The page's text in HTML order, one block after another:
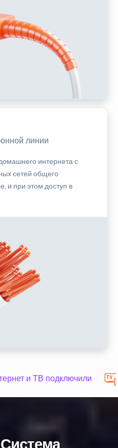
линии
интернета с
сетей общего
и при этом доступ в
и ТВ подключили